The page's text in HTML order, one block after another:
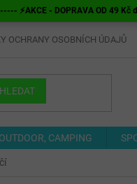
⚡AKCE - DOPRAVA OD 49
OCHRANY OSOBNÍCH ÚDAJŮ
HLEDAT
OUTDOOR, CAMPING